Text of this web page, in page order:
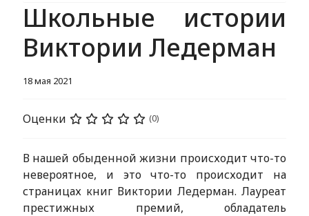
Школьные истории
Виктории Ледерман
18 мая 2021
Оценки (0)
В нашей обыденной жизни происходит что-то
невероятное, и это что-то происходит на
страницах книг Виктории Ледерман. Лауреат
престижных премий, обладатель